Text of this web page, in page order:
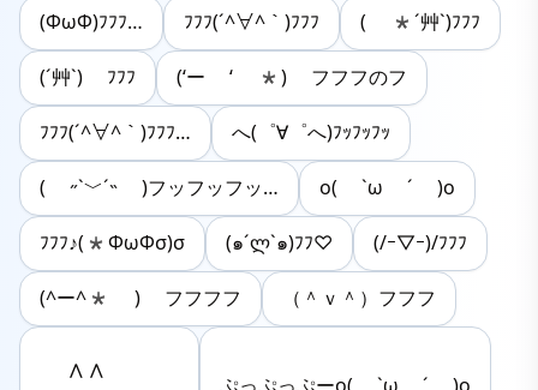
(ΦωΦ)ﾌﾌﾌ… ﾌﾌﾌ(´^∀^｀)ﾌﾌﾌ ( *´艸`)ﾌﾌﾌ
(´艸`) ﾌﾌﾌ (‘ー ‘ *) フフフのフ
ﾌﾌﾌ(´^∀^｀)ﾌﾌﾌ… へ(゜∀゜へ)ﾌｯﾌｯﾌｯ
( ˶`﹀´˵ )フッフッフッ… o( `ω ´ )o
ﾌﾌﾌ♪(*ФωФσ)σ (๑´ლ`๑)ﾌﾌ♡ (/ｰ▽ｰ)/ﾌﾌﾌ
(^ー^* ) フフフフ （＾ｖ＾）フフフ
∧∧